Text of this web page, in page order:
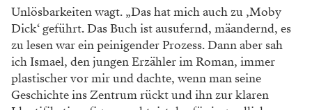
Unlösbarkeiten wagt. „Das hat mich auch zu ‚Moby
Dick‘ geführt. Das Buch ist ausufernd, mäandernd, es
zu lesen war ein peinigender Prozess. Dann aber sah
ich Ismael, den jungen Erzähler im Roman, immer
plastischer vor mir und dachte, wenn man seine
Geschichte ins Zentrum rückt und ihn zur klaren